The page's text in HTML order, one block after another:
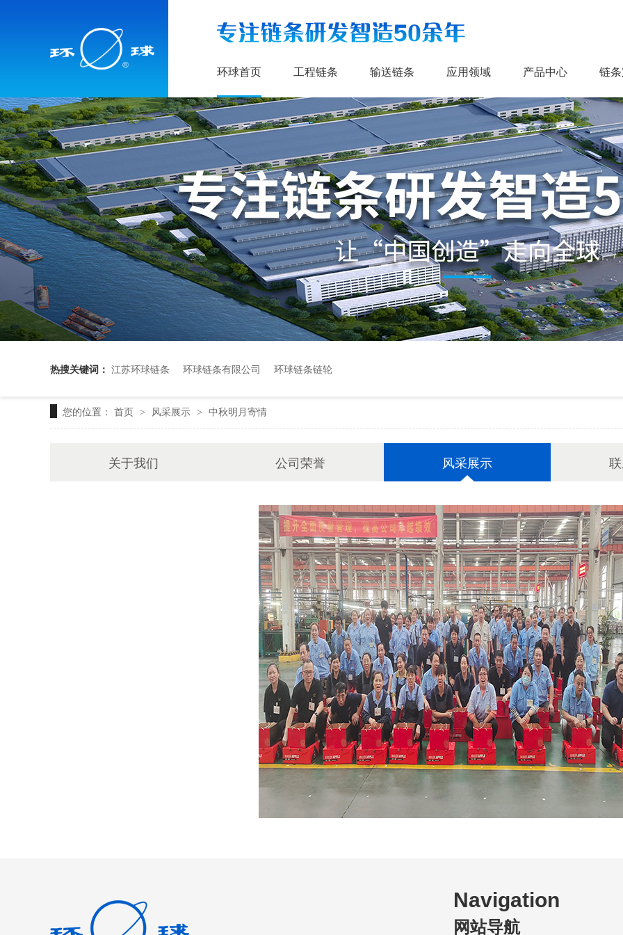
环球首页 工程链条 输送链条 应用领域 产品中心 链
热搜关键词： 江苏环球链条 环球链条有限公司 环球链条链轮
您的位置： 首页 > 风采展示 > 中秋明月寄情
关于我们 公司荣誉 风采展示
Navigation
网站导航